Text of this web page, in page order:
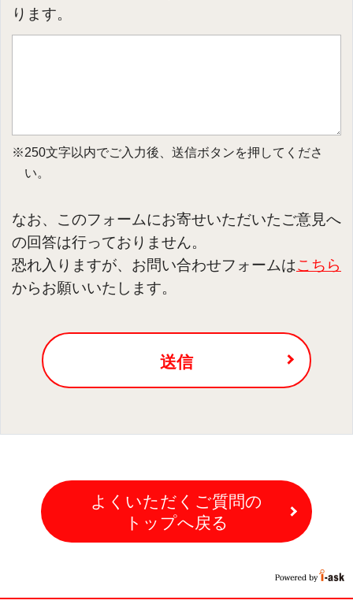
ります。
※250文字以内でご入力後、送信ボタンを押してくださ
い。
なお、このフォームにお寄せいただいたご意見へ
の回答は行っておりません。
恐れ入りますが、お問い合わせフォームはこちら
からお願いいたします。
送信
よくいただくご質問の
トップへ戻る